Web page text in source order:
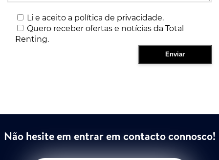
Li e aceito a política de privacidade.
Quero receber ofertas e notícias da Total
Renting.
Não hesite em entrar em contacto connosco!